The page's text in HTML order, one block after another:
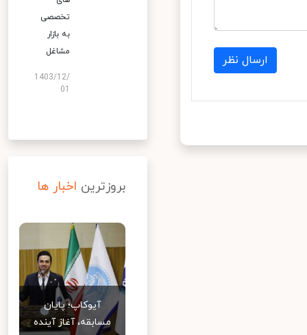
ارسال نظر
تخصصی
به بازار
مشاغل
1403/12/
بروزترین اخبار ها
آیوکاپ؛ پایان
مسابقه، آغاز آینده